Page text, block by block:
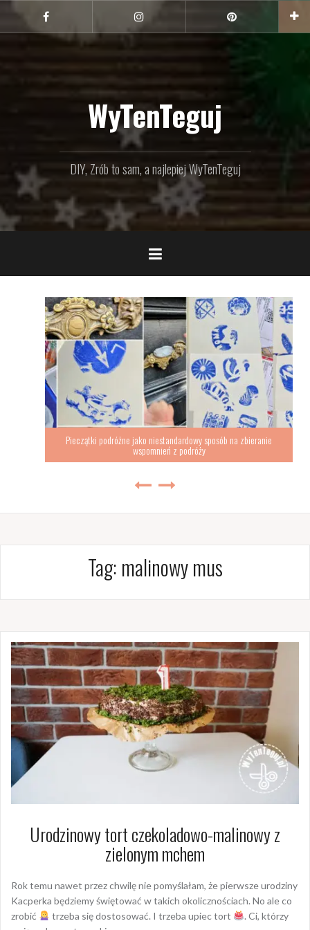
treści
Facebook Instagram
WyTenTeguj
DIY, Zrób to sam, a najlepiej WyTenTeguj
Pieczątki podróżne jako niestandardowy sposób na zbieranie
wspomnień z podróży
Tag: malinowy mus
Urodzinowy tort czekoladowo-malinowy z
zielonym mchem
Rok temu nawet przez chwilę nie pomyślałam, że pierwsze urodziny
Kacperka będziemy świętować w takich okolicznościach. No ale co
zrobić
trzeba się dostosować. I trzeba upiec tort
. Ci, którzy